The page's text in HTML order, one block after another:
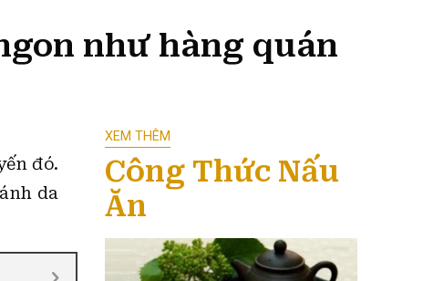
như hàng quán
đó.
da
XEM THÊM
Công Thức Nấu
Ăn